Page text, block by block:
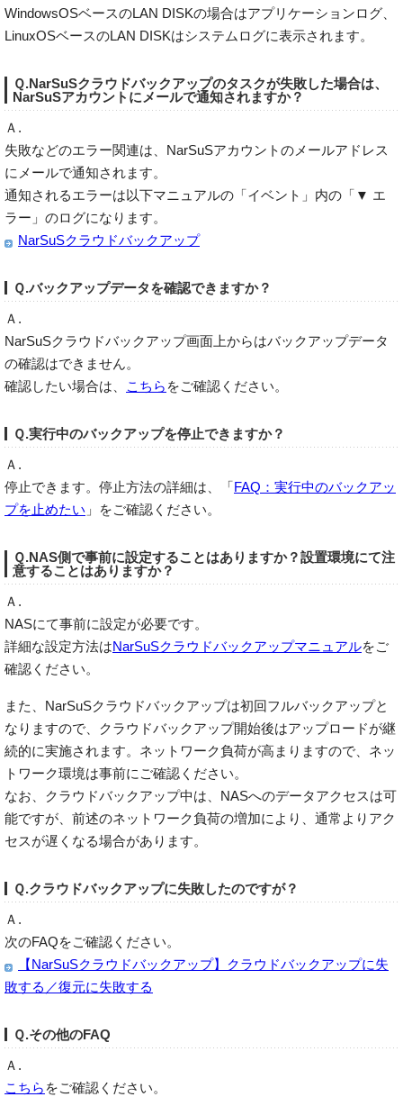
WindowsOSベースのLAN DISKの場合はアプリケーションログ、
LinuxOSベースのLAN DISKはシステムログに表示されます。
Ｑ.NarSuSクラウドバックアップのタスクが失敗した場合は、
NarSuSアカウントにメールで通知されますか？
Ａ.
失敗などのエラー関連は、NarSuSアカウントのメールアドレス
にメールで通知されます。
通知されるエラーは以下マニュアルの「イベント」内の「▼ エ
ラー」のログになります。
NarSuSクラウドバックアップ
Ｑ.バックアップデータを確認できますか？
Ａ.
NarSuSクラウドバックアップ画面上からはバックアップデータ
の確認はできません。
確認したい場合は、
こちら をご確認ください。
Ｑ.実行中のバックアップを停止できますか？
Ａ.
停止できます。停止方法の詳細は、「FAQ：実行中のバックアッ
プを止めたい 」をご確認ください。
Ｑ.NAS側で事前に設定することはありますか？設置環境にて注
意することはありますか？
Ａ.
NASにて事前に設定が必要です。
詳細な設定方法はNarSuSクラウドバックアップマニュアルをご
確認ください。
また、NarSuSクラウドバックアップは初回フルバックアップと
なりますので、クラウドバックアップ開始後はアップロードが継
続的に実施されます。ネットワーク負荷が高まりますので、ネッ
トワーク環境は事前にご確認ください。
なお、クラウドバックアップ中は、NASへのデータアクセスは可
能ですが、前述のネットワーク負荷の増加により、通常よりアク
セスが遅くなる場合があります。
Ｑ.クラウドバックアップに失敗したのですが？
Ａ.
次のFAQをご確認ください。
【NarSuSクラウドバックアップ】クラウドバックアップに失
敗する／復元に失敗する
Ｑ.その他のFAQ
Ａ.
こちら をご確認ください。